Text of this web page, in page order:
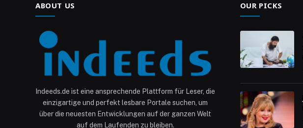
ABOUT US
Indeeds.de ist eine ansprechende Plattform für Leser, die
einzigartige und perfekt lesbare Portale suchen, um
über die neuesten Entwicklungen auf der ganzen Welt
auf dem Laufenden zu bleiben.
OUR PICKS